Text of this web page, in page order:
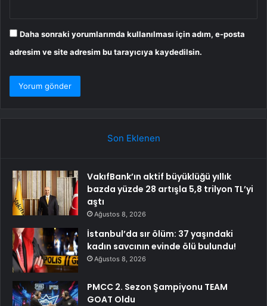
Daha sonraki yorumlarımda kullanılması için adım, e-posta
adresim ve site adresim bu tarayıcıya kaydedilsin.
Son Eklenen
VakıfBank’ın aktif büyüklüğü yıllık
bazda yüzde 28 artışla 5,8 trilyon TL’yi
aştı
Ağustos 8, 2026
İstanbul’da sır ölüm: 37 yaşındaki
kadın savcının evinde ölü bulundu!
Ağustos 8, 2026
PMCC 2. Sezon Şampiyonu TEAM
GOAT Oldu